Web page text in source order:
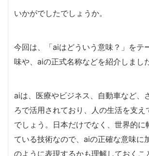
いかがでしたでしょうか。
今回は、「aiはどういう意味？」をテ
味や、aiの正式名称などを紹介しました
aiは、医療やビジネス、自動車など、
ろで活用されており、人の生活を支え
でしょう。日本だけでなく、世界的に
ている技術なので、aiの正確な意味に
のように表現するかも理解しておくこ